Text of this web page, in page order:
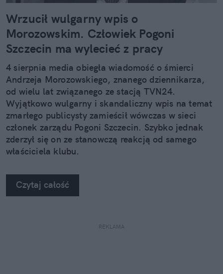
Wrzucił wulgarny wpis o
Morozowskim. Człowiek Pogoni
Szczecin ma wylecieć z pracy
4 sierpnia media obiegła wiadomość o śmierci
Andrzeja Morozowskiego, znanego dziennikarza,
od wielu lat związanego ze stacją TVN24.
Wyjątkowo wulgarny i skandaliczny wpis na temat
zmarłego publicysty zamieścił wówczas w sieci
członek zarządu Pogoni Szczecin. Szybko jednak
zderzył się on ze stanowczą reakcją od samego
właściciela klubu.
Czytaj całość
REKLAMA